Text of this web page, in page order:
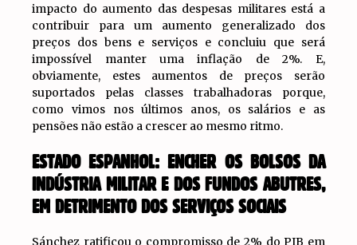
impacto do aumento das despesas militares está a
contribuir para um aumento generalizado dos
preços dos bens e serviços e concluiu que será
impossível manter uma inflação de 2%. E,
obviamente, estes aumentos de preços serão
suportados pelas classes trabalhadoras porque,
como vimos nos últimos anos, os salários e as
pensões não estão a crescer ao mesmo ritmo.
ESTADO ESPANHOL: ENCHER OS BOLSOS DA
INDÚSTRIA MILITAR E DOS FUNDOS ABUTRES,
EM DETRIMENTO DOS SERVIÇOS SOCIAIS
Sánchez ratificou o compromisso de 2% do PIB em